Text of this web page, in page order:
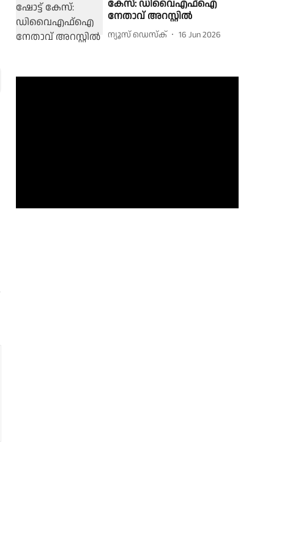
കേസ്: ഡിവൈഎഫ്ഐ
നേതാവ് അറസ്റ്റിൽ
ന്യൂസ് ഡെസ്ക് 16 Jun 2026